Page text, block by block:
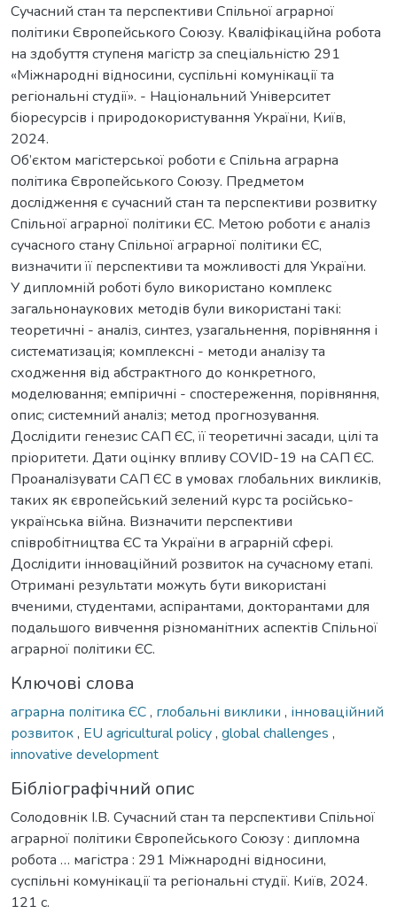
Сучасний стан та перспективи Спільної аграрної
політики Європейського Союзу. Кваліфікаційна робота
на здобуття ступеня магістр за спеціальністю 291
«Міжнародні відносини, суспільні комунікації та
регіональні студії». - Національний Університет
біоресурсів і природокористування України, Київ,
2024.
Об’єктом магістерської роботи є Спільна аграрна
політика Європейського Союзу. Предметом
дослідження є сучасний стан та перспективи розвитку
Спільної аграрної політики ЄС. Метою роботи є аналіз
сучасного стану Спільної аграрної політики ЄС,
визначити її перспективи та можливості для України.
У дипломній роботі було використано комплекс
загальнонаукових методів були використані такі:
теоретичні - аналіз, синтез, узагальнення, порівняння і
систематизація; комплексні - методи аналізу та
сходження від абстрактного до конкретного,
моделювання; емпіричні - спостереження, порівняння,
опис; системний аналіз; метод прогнозування.
Дослідити генезис САП ЄС, її теоретичні засади, цілі та
пріоритети. Дати оцінку впливу COVID-19 на САП ЄС.
Проаналізувати САП ЄС в умовах глобальних викликів,
таких як європейський зелений курс та російсько-
українська війна. Визначити перспективи
співробітництва ЄС та України в аграрній сфері.
Дослідити інноваційний розвиток на сучасному етапі.
Отримані результати можуть бути використані
вченими, студентами, аспірантами, докторантами для
подальшого вивчення різноманітних аспектів Спільної
аграрної політики ЄС.
Ключові слова
аграрна політика ЄС, глобальні виклики , інноваційний
розвиток, EU agricultural policy, global challenges ,
innovative development
Бібліографічний опис
Солодовнік І.В. Сучасний стан та перспективи Спільної
аграрної політики Європейського Союзу : дипломна
робота … магістра : 291 Міжнародні відносини,
суспільні комунікації та регіональні студії. Київ, 2024.
121 с.